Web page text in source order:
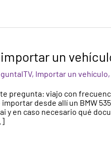
un
, Importar un vehículo,
pregunta: viajo con
desde allí un BMW
y en caso necesario qué